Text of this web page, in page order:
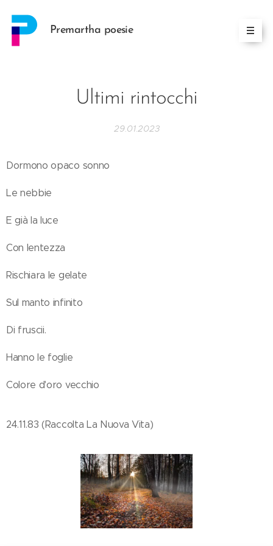
Premartha poesie
Ultimi rintocchi
29.01.2023
Dormono opaco sonno
Le nebbie
E già la luce
Con lentezza
Rischiara le gelate
Sul manto infinito
Di fruscii.
Hanno le foglie
Colore d'oro vecchio
24.11.83 (Raccolta La Nuova Vita)